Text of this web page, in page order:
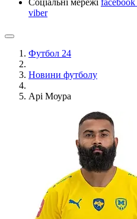
Соціальні мережі facebook
viber
Футбол 24
Новини футболу
Арі Моура